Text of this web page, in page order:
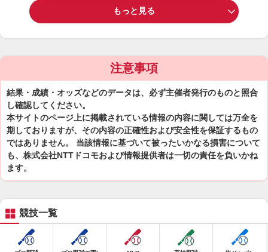
もっと見る
注意事項
結果・成績・オッズなどのデータは、必ず主催者発行のものと照合
し確認してください。
本サイトのページ上に掲載されている情報の内容に関しては万全を
期しておりますが、その内容の正確性および安全性を保証するもの
ではありません。 当該情報に基づいて被ったいかなる損害について
も、株式会社NTTドコモおよび情報提供者は一切の責任を負いかね
ます。
競技一覧